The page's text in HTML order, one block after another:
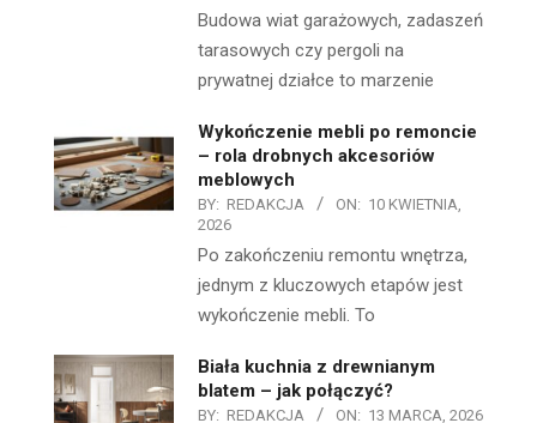
Budowa wiat garażowych, zadaszeń
tarasowych czy pergoli na
prywatnej działce to marzenie
Wykończenie mebli po remoncie
– rola drobnych akcesoriów
meblowych
BY: REDAKCJA ON: 10 KWIETNIA,
2026
Po zakończeniu remontu wnętrza,
jednym z kluczowych etapów jest
wykończenie mebli. To
Biała kuchnia z drewnianym
blatem – jak połączyć?
BY: REDAKCJA ON: 13 MARCA, 2026